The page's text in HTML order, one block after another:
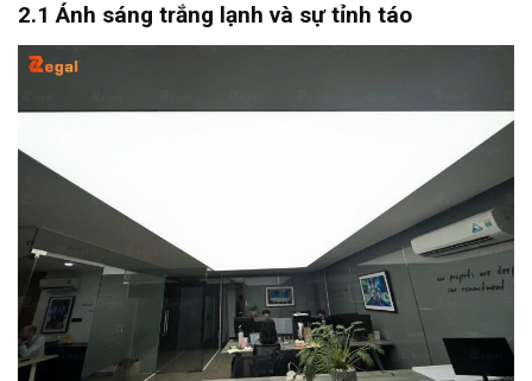
2.1 Ánh sáng trắng lạnh và sự tỉnh táo